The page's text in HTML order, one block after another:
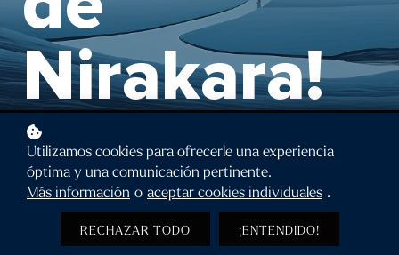
Nirakara!
Utilizamos cookies para ofrecerle una experiencia
óptima y una comunicación pertinente.
Más información o aceptar cookies individuales .
RECHAZAR TODO ¡ENTENDIDO!